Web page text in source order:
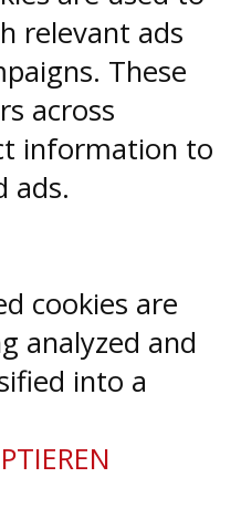
relevant ads
These
across
information to
ads.
cookies are
analyzed and
into a